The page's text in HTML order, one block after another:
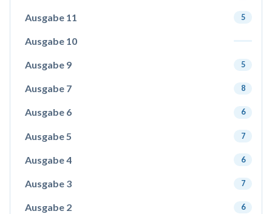
Ausgabe 11 5
Ausgabe 10
Ausgabe 9 5
Ausgabe 7 8
Ausgabe 6 6
Ausgabe 5 7
Ausgabe 4 6
Ausgabe 3 7
Ausgabe 2 6